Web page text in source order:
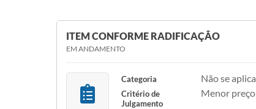
ITEM CONFORME RADIFICAÇÃO
EM ANDAMENTO
Categoria Não se aplica
Critério de
Julgamento
Menor preço